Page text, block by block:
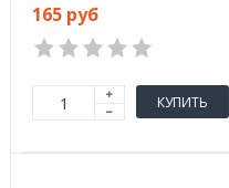
165 руб
КУПИТЬ